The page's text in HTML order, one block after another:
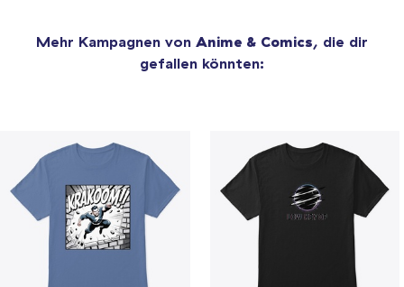
Mehr Kampagnen von Anime & Comics, die dir
gefallen könnten: